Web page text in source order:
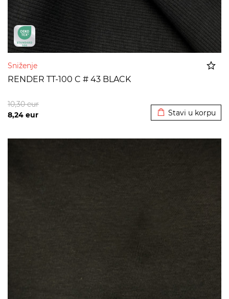
Sniženje
RENDER TT-100 C # 43 BLACK
8,24 eur
10,30eur
Stavi u korpu